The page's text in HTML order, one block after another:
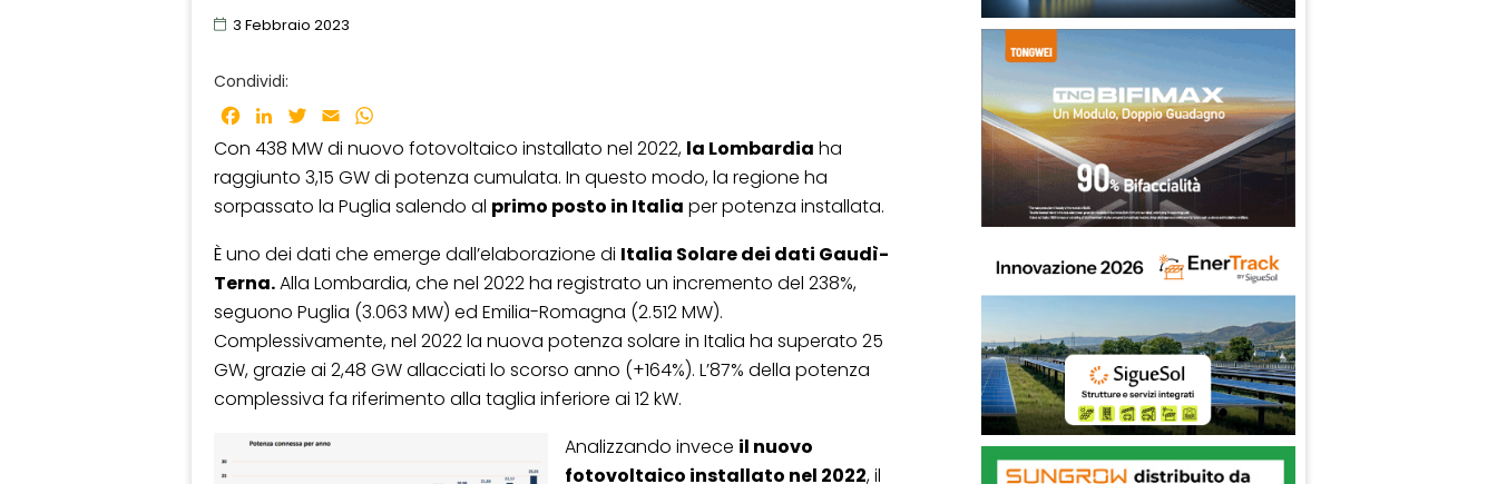
3 Febbraio 2023
Condividi:
Facebook
LinkedInTwitter
Email
Con 438 MW di nuovo fotovoltaico installato nel 2022, la Lombardia ha
raggiunto 3,15 GW di potenza cumulata. In questo modo, la regione ha
sorpassato la Puglia salendo al primo posto in Italia per potenza installata.
È uno dei dati che emerge dall’elaborazione di Italia Solare dei dati Gaudì-
Terna.Alla Lombardia, che nel 2022 ha registrato un incremento del 238%,
seguono Puglia (3.063 MW) ed Emilia-Romagna (2.512 MW).
Complessivamente, nel 2022 la nuova potenza solare in Italia ha superato 25
GW, grazie ai 2,48 GW allacciati lo scorso anno (+164%). L’87% della potenza
complessiva fa riferimento alla taglia inferiore ai 12 kW.
Analizzando invece il nuovo
fotovoltaico installato nel 2022, il